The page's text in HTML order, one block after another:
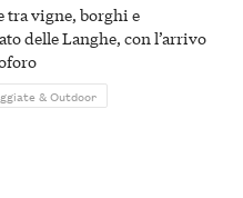
tra vigne, borghi e
delle Langhe, con l’arrivo
& Outdoor